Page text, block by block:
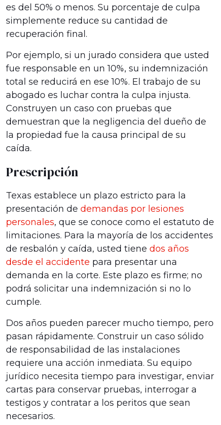
es del 50% o menos. Su porcentaje de culpa
simplemente reduce su cantidad de
recuperación final.
Por ejemplo, si un jurado considera que usted
fue responsable en un 10%, su indemnización
total se reducirá en ese 10%. El trabajo de su
abogado es luchar contra la culpa injusta.
Construyen un caso con pruebas que
demuestran que la negligencia del dueño de
la propiedad fue la causa principal de su
caída.
Prescripción
Texas establece un plazo estricto para la
presentación de demandas por lesiones
personales, que se conoce como el estatuto de
limitaciones. Para la mayoría de los accidentes
de resbalón y caída, usted tiene dos años
desde el accidente para presentar una
demanda en la corte. Este plazo es firme; no
podrá solicitar una indemnización si no lo
cumple.
Dos años pueden parecer mucho tiempo, pero
pasan rápidamente. Construir un caso sólido
de responsabilidad de las instalaciones
requiere una acción inmediata. Su equipo
jurídico necesita tiempo para investigar, enviar
cartas para conservar pruebas, interrogar a
testigos y contratar a los peritos que sean
necesarios.